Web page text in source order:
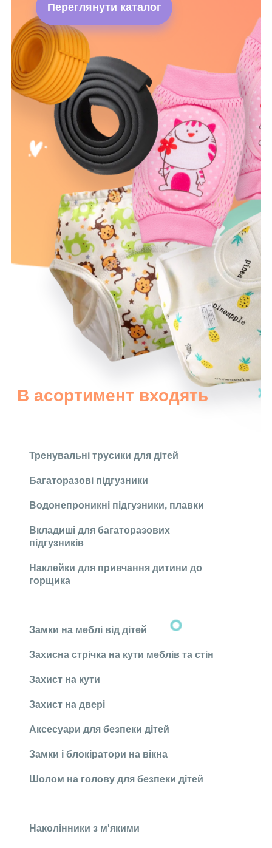
Переглянути каталог
В асортимент входять
Тренувальні трусики для дітей
Багаторазові підгузники
Водонепроникні підгузники, плавки
Вкладиші для багаторазових
підгузників
Наклейки для привчання дитини до
горщика
Замки на меблі від дітей
Захисна стрічка на кути меблів та стін
Захист на кути
Захист на двері
Аксесуари для безпеки дітей
Замки і блокіратори на вікна
Шолом на голову для безпеки дітей
Наколінники з м'якими